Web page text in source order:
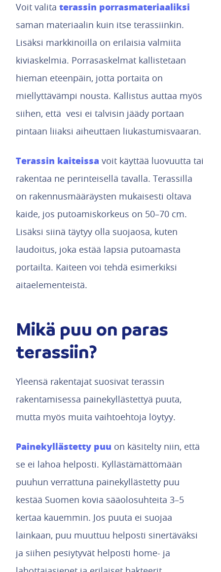
Voit valita terassin porrasmateriaaliksi
saman materiaalin kuin itse terassiinkin.
Lisäksi markkinoilla on erilaisia valmiita
kiviaskelmia. Porrasaskelmat kallistetaan
hieman eteenpäin, jotta portaita on
miellyttävämpi nousta. Kallistus auttaa myös
siihen, että vesi ei talvisin jäädy portaan
pintaan liiaksi aiheuttaen liukastumisvaaran.
Terassin kaiteissa voit käyttää luovuutta tai
rakentaa ne perinteisellä tavalla. Terassilla
on rakennusmääräysten mukaisesti oltava
kaide, jos putoamiskorkeus on 50–70 cm.
Lisäksi siinä täytyy olla suojaosa, kuten
laudoitus, joka estää lapsia putoamasta
portailta. Kaiteen voi tehdä esimerkiksi
aitaelementeistä.
Mikä puu on paras
terassiin?
Yleensä rakentajat suosivat terassin
rakentamisessa painekyllästettyä puuta,
mutta myös muita vaihtoehtoja löytyy.
Painekyllästetty puu on käsitelty niin, että
se ei lahoa helposti. Kyllästämättömään
puuhun verrattuna painekyllästetty puu
kestää Suomen kovia sääolosuhteita 3–5
kertaa kauemmin. Jos puuta ei suojaa
lainkaan, puu muuttuu helposti sinertäväksi
ja siihen pesiytyvät helposti home- ja